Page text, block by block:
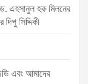
ড. এহসানুল হক মিলনের
সিদ্দিকী
এবং আমাদের